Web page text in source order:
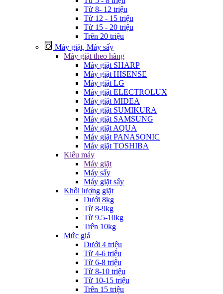
Từ 8- 12 triệu
Từ 12 - 15 triệu
Từ 15 - 20 triệu
Trên 20 triệu
Máy giặt, Máy sấy
Máy giặt theo hãng
Máy giặt SHARP
Máy giặt HISENSE
Máy giặt LG
Máy giặt ELECTROLUX
Máy giặt MIDEA
Máy giặt SUMIKURA
Máy giặt SAMSUNG
Máy giặt AQUA
Máy giặt PANASONIC
Máy giặt TOSHIBA
Kiểu máy
Máy giặt
Máy sấy
Máy giặt sấy
Khối lượng giặt
Dưới 8kg
Từ 8-9kg
Từ 9.5-10kg
Trên 10kg
Mức giá
Dưới 4 triệu
Từ 4-6 triệu
Từ 6-8 triệu
Từ 8-10 triệu
Từ 10-15 triệu
Trên 15 triệu